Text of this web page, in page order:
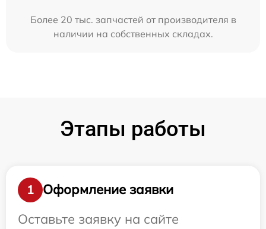
Более 20 тыс. запчастей от производителя в
наличии на собственных складах.
Этапы работы
1
Оформление заявки
Оставьте заявку на сайте